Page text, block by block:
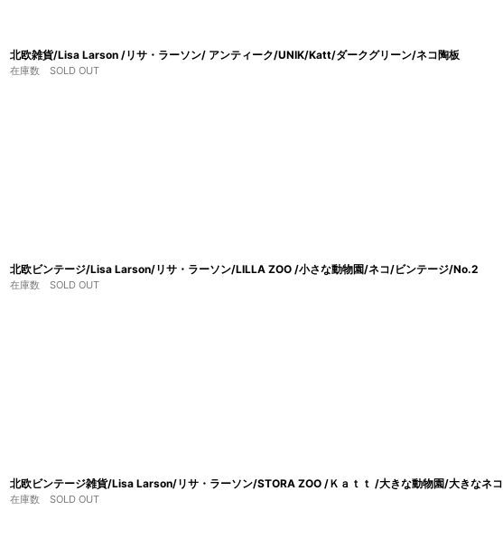
北欧雑貨/Lisa Larson /リサ・ラーソン/ アンティーク/UNIK/Katt/ダークグリーン/ネコ陶板
在庫数 SOLD OUT
北欧ビンテージ/Lisa Larson/リサ・ラーソン/LILLA ZOO /小さな動物園/ネコ/ビンテージ/No.2
在庫数 SOLD OUT
北欧ビンテージ雑貨/Lisa Larson/リサ・ラーソン/STORA ZOO /Ｋａｔｔ /大きな動物園/大きなネコ
在庫数 SOLD OUT